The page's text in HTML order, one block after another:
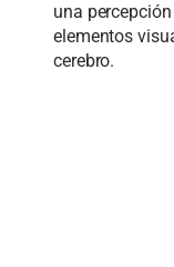
una
elementos
cerebro.